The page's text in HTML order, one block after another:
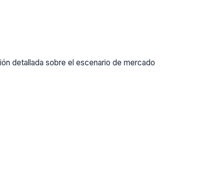
detallada sobre el escenario de mercado